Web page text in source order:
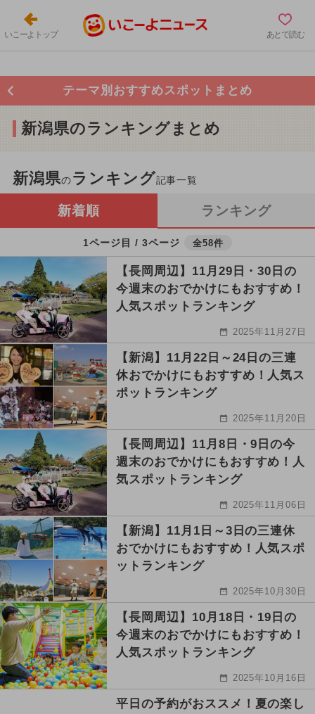
いこーよトップ あとで読む
テーマ別おすすめスポットまとめ
新潟県のランキングまとめ
新潟県のランキング記事一覧
新着順 ランキング
1ページ目 / 3ページ 全58件
【長岡周辺】11月29日・30日の
今週末のおでかけにもおすすめ！
人気スポットランキング
2025年11月27日
【新潟】11月22日～24日の三連
休おでかけにもおすすめ！人気ス
ポットランキング
2025年11月20日
【長岡周辺】11月8日・9日の今
週末のおでかけにもおすすめ！人
気スポットランキング
2025年11月06日
【新潟】11月1日～3日の三連休
おでかけにもおすすめ！人気スポ
ットランキング
2025年10月30日
【長岡周辺】10月18日・19日の
今週末のおでかけにもおすすめ！
人気スポットランキング
2025年10月16日
平日の予約がおススメ！夏の楽し